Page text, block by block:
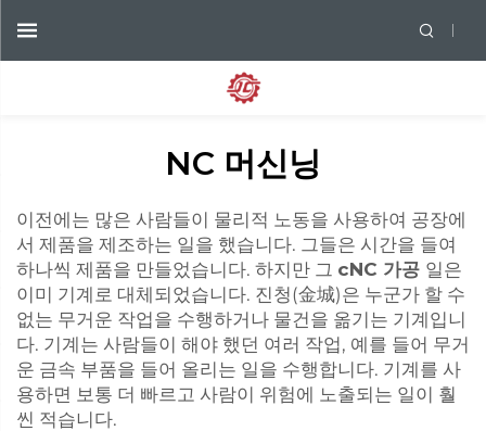
NC 머신닝
이전에는 많은 사람들이 물리적 노동을 사용하여 공장에
서 제품을 제조하는 일을 했습니다. 그들은 시간을 들여
하나씩 제품을 만들었습니다. 하지만 그 cNC 가공 일은
이미 기계로 대체되었습니다. 진청(金城)은 누군가 할 수
없는 무거운 작업을 수행하거나 물건을 옮기는 기계입니
다. 기계는 사람들이 해야 했던 여러 작업, 예를 들어 무거
운 금속 부품을 들어 올리는 일을 수행합니다. 기계를 사
용하면 보통 더 빠르고 사람이 위험에 노출되는 일이 훨
씬 적습니다.